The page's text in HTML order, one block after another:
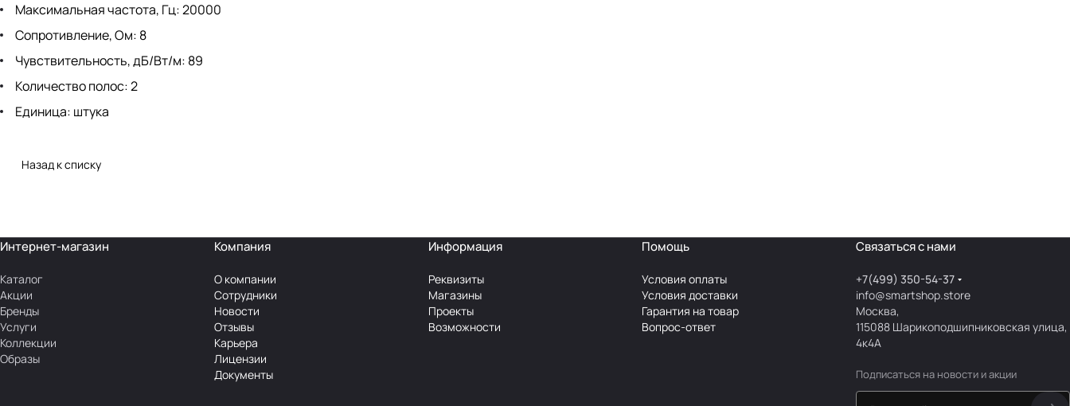
Максимальная частота, Гц: 20000
Сопротивление, Ом: 8
Чувствительность, дБ/Вт/м: 89
Количество полос: 2
Единица: штука
Назад к списку
Интернет-магазин
Каталог
Акции
Бренды
Услуги
Коллекции
Образы
Компания
О компании
Сотрудники
Новости
Отзывы
Карьера
Лицензии
Документы
Информация
Реквизиты
Магазины
Проекты
Возможности
Помощь
Условия оплаты
Условия доставки
Гарантия на товар
Вопрос-ответ
Связаться с нами
+7(499) 350-54-37
info@smartshop.store
Москва,
115088 Шарикоподшипниковская улица,
4к4А
Подписаться на новости и акции